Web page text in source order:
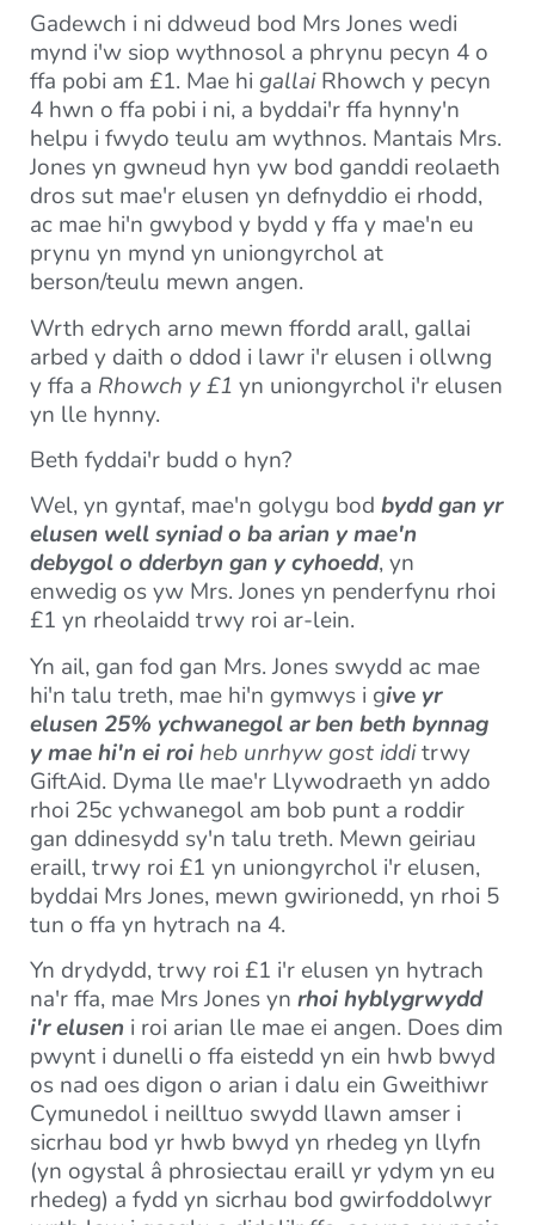
Gadewch i ni ddweud bod Mrs Jones wedi
mynd i'w siop wythnosol a phrynu pecyn 4 o
ffa pobi am £1. Mae hi gallaiRhowch y pecyn
4 hwn o ffa pobi i ni, a byddai'r ffa hynny'n
helpu i fwydo teulu am wythnos. Mantais Mrs.
Jones yn gwneud hyn yw bod ganddi reolaeth
dros sut mae'r elusen yn defnyddio ei rhodd,
ac mae hi'n gwybod y bydd y ffa y mae'n eu
prynu yn mynd yn uniongyrchol at
berson/teulu mewn angen.
Wrth edrych arno mewn ffordd arall, gallai
arbed y daith o ddod i lawr i'r elusen i ollwng
y ffa a Rhowch y £1 yn uniongyrchol i'r elusen
yn lle hynny.
Beth fyddai'r budd o hyn?
Wel, yn gyntaf, mae'n golygu bod bydd gan yr
elusen well syniad o ba arian y mae'n
debygol o dderbyn gan y cyhoedd, yn
enwedig os yw Mrs. Jones yn penderfynu rhoi
£1 yn rheolaidd trwy roi ar-lein.
Yn ail, gan fod gan Mrs. Jones swydd ac mae
hi'n talu treth, mae hi'n gymwys i give yr
elusen 25% ychwanegol ar ben beth bynnag
y mae hi'n ei roi heb unrhyw gost idditrwy
GiftAid. Dyma lle mae'r Llywodraeth yn addo
rhoi 25c ychwanegol am bob punt a roddir
gan ddinesydd sy'n talu treth. Mewn geiriau
eraill, trwy roi £1 yn uniongyrchol i'r elusen,
byddai Mrs Jones, mewn gwirionedd, yn rhoi 5
tun o ffa yn hytrach na 4.
Yn drydydd, trwy roi £1 i'r elusen yn hytrach
na'r ffa, mae Mrs Jones yn rhoi hyblygrwydd
i'r elusen i roi arian lle mae ei angen. Does dim
pwynt i dunelli o ffa eistedd yn ein hwb bwyd
os nad oes digon o arian i dalu ein Gweithiwr
Cymunedol i neilltuo swydd llawn amser i
sicrhau bod yr hwb bwyd yn rhedeg yn llyfn
(yn ogystal â phrosiectau eraill yr ydym yn eu
rhedeg) a fydd yn sicrhau bod gwirfoddolwyr